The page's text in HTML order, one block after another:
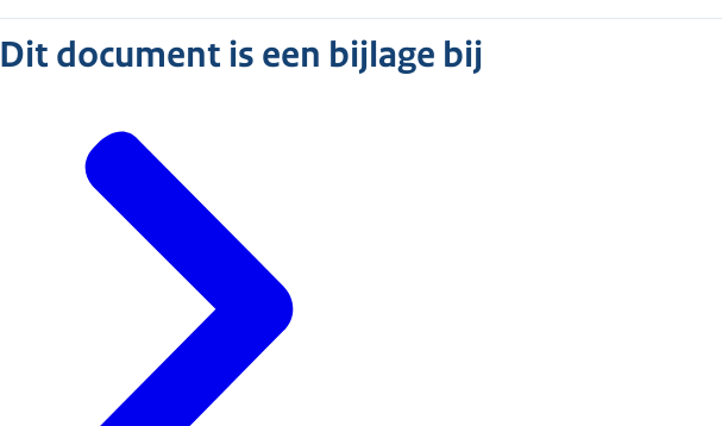
Dit document is een bijlage bij